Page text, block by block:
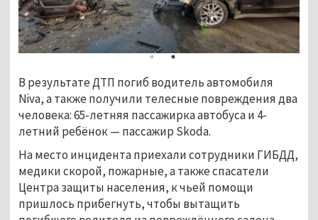
В результате ДТП погиб водитель автомобиля
Niva, а также получили телесные повреждения два
человека: 65-летняя пассажирка автобуса и 4-
летний ребёнок — пассажир Skoda.
На место инцидента приехали сотрудники ГИБДД,
медики скорой, пожарные, а также спасатели
Центра защиты населения, к чьей помощи
пришлось прибегнуть, чтобы вытащить